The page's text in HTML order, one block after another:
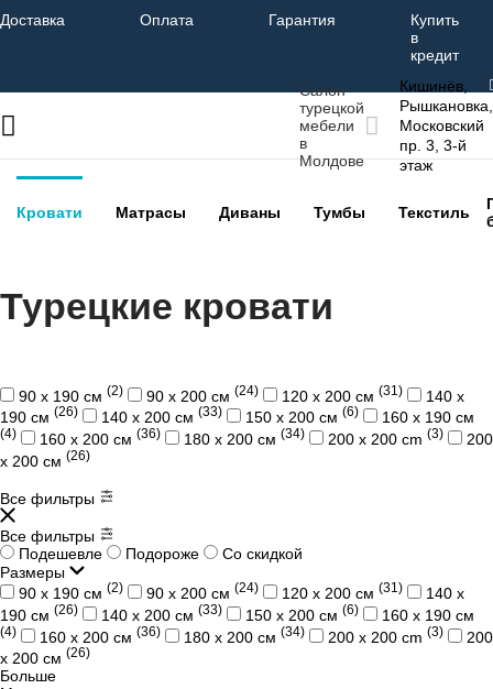
Доставка Оплата Гарантия
Купить
в
кредит
Салон
турецкой
мебели
в
Молдове
Кишинёв,
Рышкановка,
Московский
пр. 3, 3-й
этаж
Кровати Матрасы Диваны Тумбы Текстиль
Турецкие кровати
90 х 190 см (2) 90 х 200 см (24) 120 х 200 см (31)
140 х
190 см (26) 140 х 200 см (33) 150 х 200 см (6) 160 х 190 см
(4) 160 х 200 см (36) 180 х 200 см (34) 200 x 200 cm (3)
200
х 200 см (26)
Все фильтры
Все фильтры
Подешевле
Подороже
Со скидкой
Размеры
90 х 190 см (2) 90 х 200 см (24) 120 х 200 см (31)
140 х
190 см (26) 140 х 200 см (33) 150 х 200 см (6) 160 х 190 см
(4) 160 х 200 см (36) 180 х 200 см (34) 200 x 200 cm (3)
200
х 200 см (26)
Больше